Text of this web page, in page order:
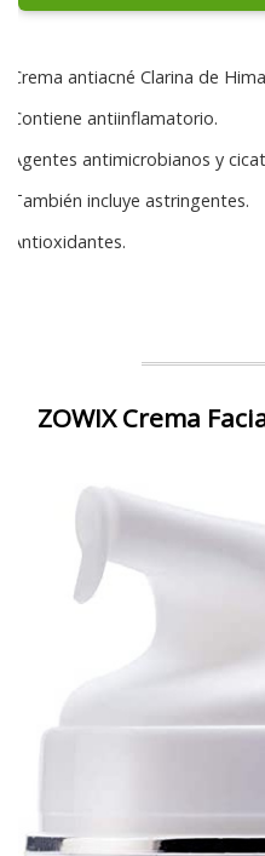
Crema antiacné Clarina de
Contiene antiinflamatorio.
Agentes antimicrobianos y
También incluye astringentes.
Antioxidantes.
ZOWIX Crema